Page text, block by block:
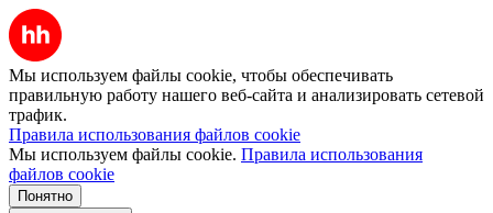
Мы используем файлы cookie, чтобы обеспечивать
правильную работу нашего веб-сайта и анализировать сетевой
трафик.
Правила использования файлов cookie
Мы используем файлы cookie. Правила использования
файлов cookie
Понятно